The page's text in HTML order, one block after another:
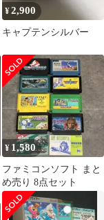
¥2,900
キャプテンシルバー
¥ 1,580
ファミコンソフト まと
め売り 8点セット